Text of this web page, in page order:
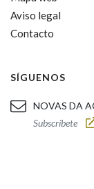
Aviso legal
Contacto
SÍGUENOS
NOVAS DA
Subscríbete